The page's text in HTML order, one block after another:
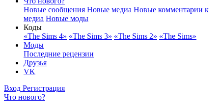
Новые сообщения Новые медиа Новые комментарии к
медиа Новые моды
Коды
«The Sims 4» «The Sims 3» «The Sims 2» «The Sims»
Моды
Последние рецензии
Друзья
VK
Вход Регистрация
Что нового?